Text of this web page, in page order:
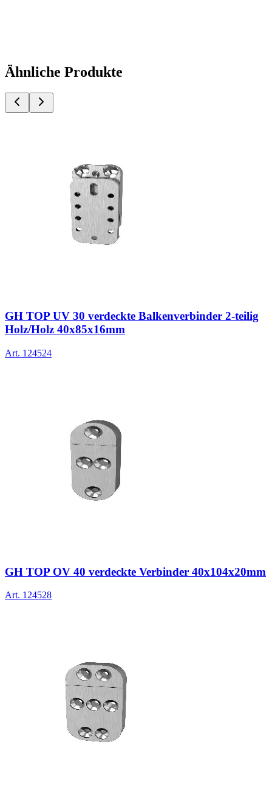
Ähnliche Produkte
GH TOP UV 30 verdeckte Balkenverbinder 2-teilig
Holz/Holz 40x85x16mm
Art. 124524
GH TOP OV 40 verdeckte Verbinder 40x104x20mm
Art. 124528